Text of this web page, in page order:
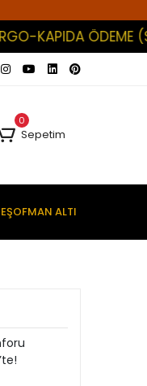
ÖDEME
0
Sepetim
ALTI